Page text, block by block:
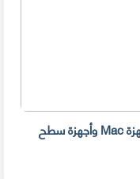
مرشحات Snap Camera لن تعمل على أجهزة Mac وأجهزة سطح